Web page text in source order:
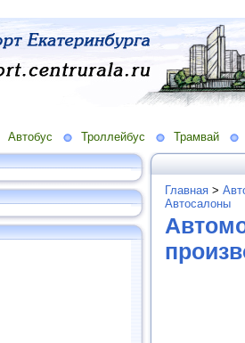
Автобус Троллейбус Трамвай
Главная >
Автосалоны